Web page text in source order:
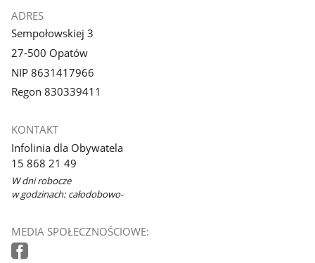
ADRES
Sempołowskiej 3
27-500 Opatów
NIP 8631417966
Regon 830339411
KONTAKT
Infolinia dla Obywatela
15 868 21 49
W dni robocze
w godzinach: całodobowo-
MEDIA SPOŁECZNOŚCIOWE: